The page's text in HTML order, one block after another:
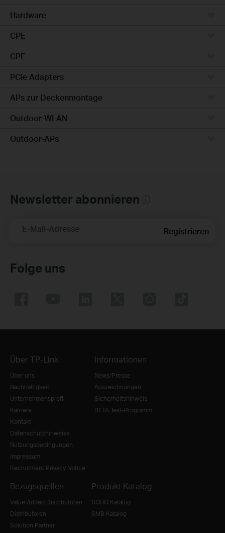
Hardware
CPE
CPE
PCIe Adapters
APs zur Deckenmontage
Outdoor-WLAN
Outdoor-APs
Newsletter abonnieren
E-Mail-Adresse Registrieren
Folge uns
Über TP-Link
Über uns
Nachhaltigkeit
Unternehmensprofil
Karriere
Kontakt
Datenschutzhinweise
Nutzungsbedingungen
Impressum
Recruitment Privacy Notice
Informationen
News/Presse
Auszeichnungen
Sicherheitshinweis
BETA Test-Programm
Bezugsquellen
Value Added Distributoren
Distributoren
Solution Partner
Produkt Katalog
SOHO Katalog
SMB Katalog